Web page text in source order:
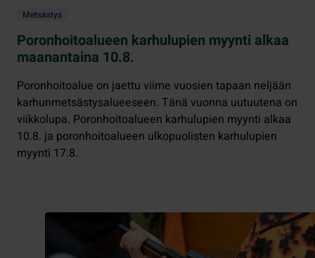
Metsästys
Poronhoitoalueen karhulupien myynti alkaa
maanantaina 10.8.
Poronhoitoalue on jaettu viime vuosien tapaan neljään
karhunmetsästysalueeseen. Tänä vuonna uutuutena on
viikkolupa. Poronhoitoalueen karhulupien myynti alkaa
10.8. ja poronhoitoalueen ulkopuolisten karhulupien
myynti 17.8.